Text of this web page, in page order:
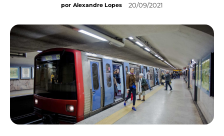
por Alexandre Lopes 20/09/2021